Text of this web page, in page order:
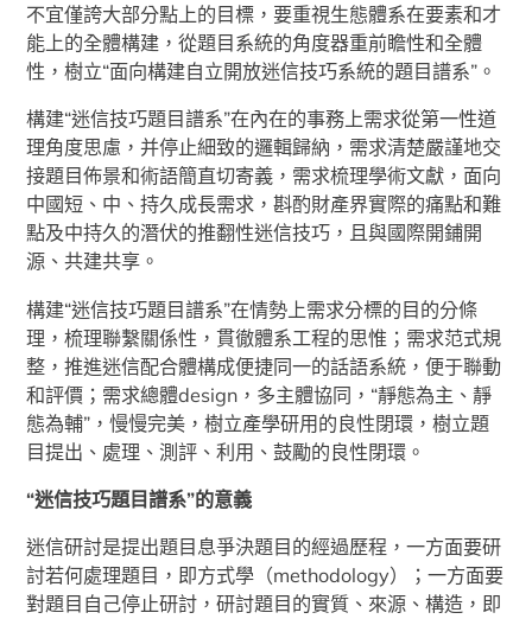
不宜僅誇大部分點上的目標，要重視生態體系在要素和才
能上的全體構建，從題目系統的角度器重前瞻性和全體
性，樹立“面向構建自立開放迷信技巧系統的題目譜系”。
構建“迷信技巧題目譜系”在內在的事務上需求從第一性道
理角度思慮，并停止細致的邏輯歸納，需求清楚嚴謹地交
接題目佈景和術語簡直切寄義，需求梳理學術文獻，面向
中國短、中、持久成長需求，斟酌財產界實際的痛點和難
點及中持久的潛伏的推翻性迷信技巧，且與國際開鋪開
源、共建共享。
構建“迷信技巧題目譜系”在情勢上需求分標的目的分條
理，梳理聯繫關係性，貫徹體系工程的思惟；需求范式規
整，推進迷信配合體構成便捷同一的話語系統，便于聯動
和評價；需求總體design，多主體協同，“靜態為主、靜
態為輔”，慢慢完美，樹立產學研用的良性閉環，樹立題
目提出、處理、測評、利用、鼓勵的良性閉環。
“迷信技巧題目譜系”的意義
迷信研討是提出題目息爭決題目的經過歷程，一方面要研
討若何處理題目，即方式學（methodology）；一方面要
對題目自己停止研討，研討題目的實質、來源、構造，即